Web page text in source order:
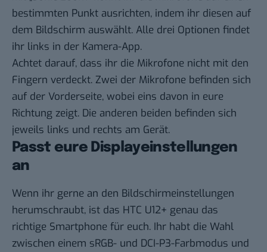
bestimmten Punkt ausrichten, indem ihr diesen auf
dem Bildschirm auswählt. Alle drei Optionen findet
ihr links in der Kamera-App.
Achtet darauf, dass ihr die Mikrofone nicht mit den
Fingern verdeckt. Zwei der Mikrofone befinden sich
auf der Vorderseite, wobei eins davon in eure
Richtung zeigt. Die anderen beiden befinden sich
jeweils links und rechts am Gerät.
Passt eure Displayeinstellungen
an
Wenn ihr gerne an den Bildschirmeinstellungen
herumschraubt, ist das HTC U12+ genau das
richtige Smartphone für euch. Ihr habt die Wahl
zwischen einem sRGB- und DCI-P3-Farbmodus und